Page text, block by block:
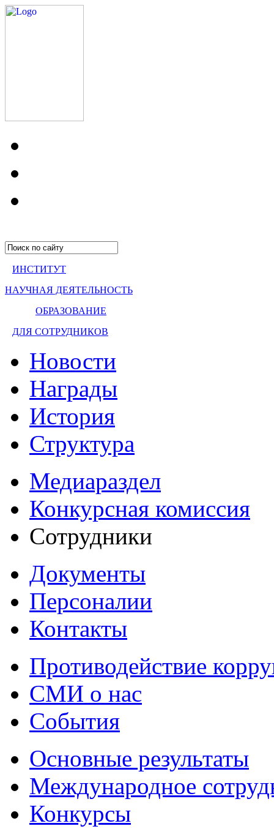
ИНСТИТУТ
НАУЧНАЯ ДЕЯТЕЛЬНОСТЬ
ОБРАЗОВАНИЕ
ДЛЯ СОТРУДНИКОВ
Новости
Награды
История
Структура
Медиараздел
Конкурсная комиссия
Сотрудники
Документы
Персоналии
Контакты
Противодействие
СМИ о нас
События
Основные результаты
Международное
Конкурсы